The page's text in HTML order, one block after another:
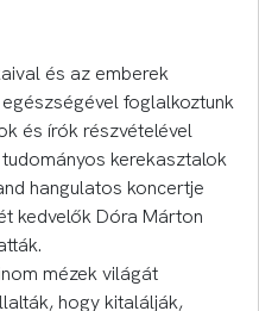
és az emberek
foglalkoztunk
és írók részvételével
kerekasztalok
hangulatos koncertje
kedvelők Dóra Márton
mézek világát
hogy kitalálják,